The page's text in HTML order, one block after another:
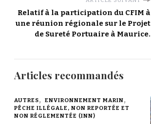
Relatif à la participation du CFIM à
une réunion régionale sur le Projet
de Sureté Portuaire à Maurice.
Articles recommandés
AUTRES
ENVIRONNEMENT MARIN
PÊCHE ILLÉGALE, NON REPORTÉE ET
NON RÉGLEMENTÉE (INN)